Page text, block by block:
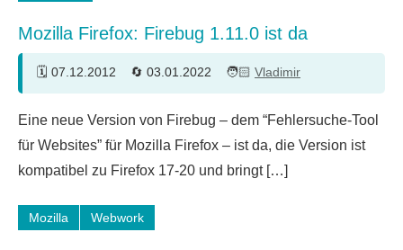
Mozilla Firefox: Firebug 1.11.0 ist da
07.12.2012 03.01.2022 Vladimir
Eine neue Version von Firebug – dem “Fehlersuche-Tool
für Websites” für Mozilla Firefox – ist da, die Version ist
kompatibel zu Firefox 17-20 und bringt […]
Mozilla Webwork